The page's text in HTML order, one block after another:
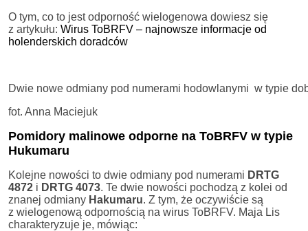
O tym, co to jest odporność wielogenowa dowiesz się
z artykułu: Wirus ToBRFV – najnowsze informacje od
holenderskich doradców
Dwie nowe odmiany pod numerami hodowlanymi w typie
fot. Anna Maciejuk
Pomidory malinowe odporne na ToBRFV w typie
Hukumaru
Kolejne nowości to dwie odmiany pod numerami DRTG
4872 i DRTG 4073. Te dwie nowości pochodzą z kolei od
znanej odmiany Hakumaru. Z tym, że oczywiście są
z wielogenową odpornością na wirus ToBRFV. Maja Lis
charakteryzuje je, mówiąc: